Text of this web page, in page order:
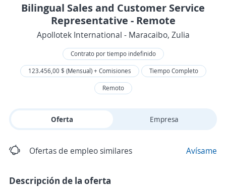
Bilingual Sales and Customer Service
Representative - Remote
Apollotek International - Maracaibo, Zulia
Contrato por tiempo indefinido
123.456,00 $ (Mensual) + Comisiones
Tiempo Completo
Remoto
Oferta Empresa
Ofertas de empleo similares Avísame
Descripción de la oferta